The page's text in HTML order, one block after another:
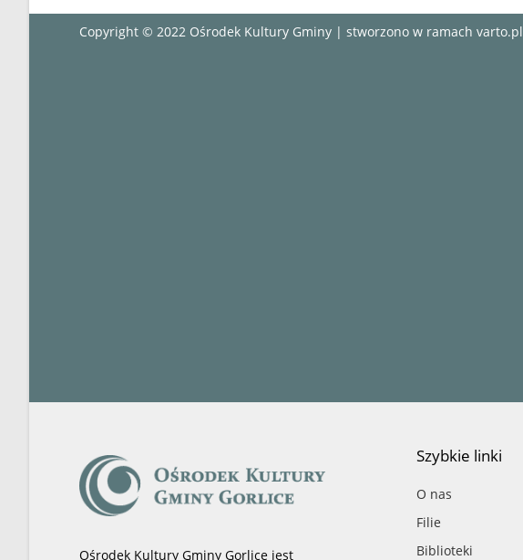
Copyright © 2022 Ośrodek Kultury Gminy | stworzono w ramach varto.pl
Ośrodek Kultury Gminy Gorlice jest
Szybkie linki
O nas
Filie
Biblioteki